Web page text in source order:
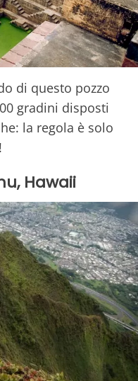
di questo pozzo
gradini disposti
la regola è solo
Hawaii